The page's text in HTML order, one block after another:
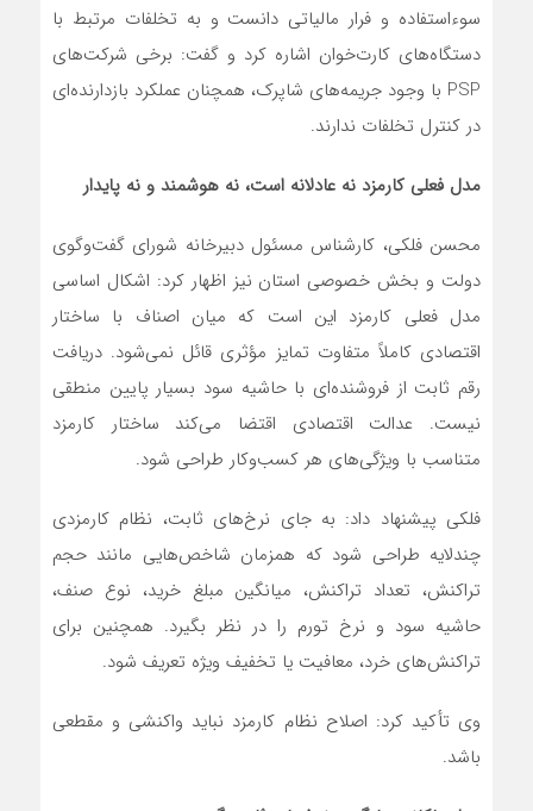
سوءاستفاده و فرار مالیاتی دانست و به تخلفات مرتبط با
دستگاه‌های کارت‌خوان اشاره کرد و گفت: برخی شرکت‌های
PSP با وجود جریمه‌های شاپرک، همچنان عملکرد بازدارنده‌ای
در کنترل تخلفات ندارند.
مدل فعلی کارمزد نه عادلانه است، نه هوشمند و نه پایدار
محسن فلکی، کارشناس مسئول دبیرخانه شورای گفت‌وگوی
دولت و بخش خصوصی استان نیز اظهار کرد: اشکال اساسی
مدل فعلی کارمزد این است که میان اصناف با ساختار
اقتصادی کاملاً متفاوت تمایز مؤثری قائل نمی‌شود. دریافت
رقم ثابت از فروشنده‌ای با حاشیه سود بسیار پایین منطقی
نیست. عدالت اقتصادی اقتضا می‌کند ساختار کارمزد
متناسب با ویژگی‌های هر کسب‌وکار طراحی شود.
فلکی پیشنهاد داد: به جای نرخ‌های ثابت، نظام کارمزدی
چندلایه طراحی شود که همزمان شاخص‌هایی مانند حجم
تراکنش، تعداد تراکنش، میانگین مبلغ خرید، نوع صنف،
حاشیه سود و نرخ تورم را در نظر بگیرد. همچنین برای
تراکنش‌های خرد، معافیت یا تخفیف ویژه تعریف شود.
وی تأکید کرد: اصلاح نظام کارمزد نباید واکنشی و مقطعی
باشد.